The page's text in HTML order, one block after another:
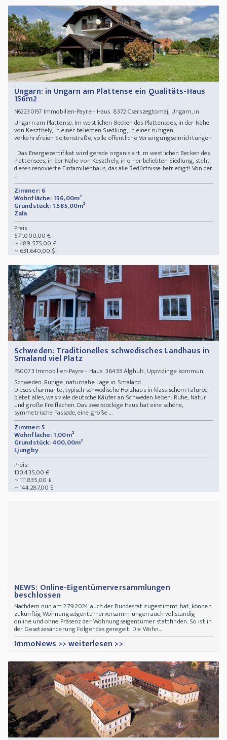
Ungarn: in Ungarn am Plattense ein Qualitäts-Haus
156m2
N62230197 Immobilien-Payre - Haus 8372 Cserszegtomaj, Ungarn, in
Ungarn am Plattense. Im westlichen Becken des Plattensees, in der Nähe
von Keszthely, in einer beliebten Siedlung, in einer ruhigen,
verkehrsfreien Seitenstraße, volle öffentliche Versorgungseinrichtungen
I Das Energiezertifikat wird gerade organisiert. m westlichen Becken des
Plattensees, in der Nähe von Keszthely, in einer beliebten Siedlung, steht
dieses renovierte Einfamilienhaus, das alle Bedürfnisse befriedigt! Von der
...
Zimmer: 6
Wohnfläche: 156,00m²
Grundstück: 1.585,00m²
Zala
Preis:
571.000,00 €
~ 489.575,00 £
~ 631.640,00 $
Schweden: Traditionelles schwedisches Landhaus in
Smaland viel Platz
PS0073 Immobilien-Payre - Haus 36433 Älghult, Uppvidinge kommun,
Schweden. Ruhige, naturnahe Lage in Smaland
Dieses charmante, typisch schwedische Holzhaus in klassischem Faluröd
bietet alles, was viele deutsche Käufer an Schweden lieben: Ruhe, Natur
und große Freiflächen. Das zweistöckige Haus hat eine schöne,
symmetrische Fassade, eine große ...
Zimmer: 5
Wohnfläche: 1,00m²
Grundstück: 400,00m²
Ljungby
Preis:
130.435,00 €
~ 111.835,00 £
~ 144.287,00 $
NEWS: Online-Eigentümerversammlungen
beschlossen
Nachdem nun am 27.9.2024 auch der Bundesrat zugestimmt hat, können
zukünftig Wohnungseigentümerversammlungen auch vollständig
online und ohne Präsenz der Wohnungseigentümer stattfinden. So ist in
der Gesetzesänderung Folgendes geregelt: Die Wohn...
ImmoNews >> weiterlesen >>